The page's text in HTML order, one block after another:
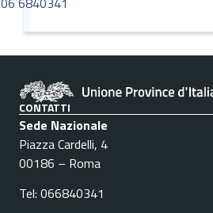
CONTATTI
Sede Nazionale
Piazza Cardelli, 4
00186 – Roma
Tel: 066840341